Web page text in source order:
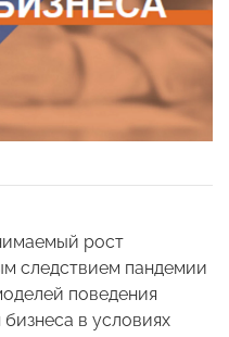
рост
следствием пандемии
поведения
в условиях